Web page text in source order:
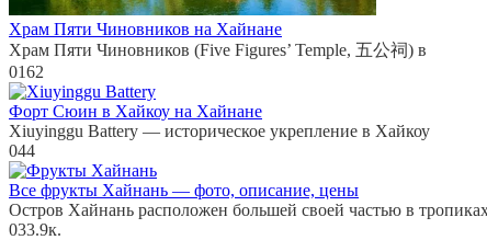
Храм Пяти Чиновников на Хайнане
Храм Пяти Чиновников (Five Figures’ Temple, 五公祠) в
0162
Форт Сюин в Хайкоу на Хайнане
Xiuyinggu Battery — историческое укрепление в Хайкоу
044
Все фрукты Хайнань — фото, описание, цены
Остров Хайнань расположен большей своей частью в
033.9к.